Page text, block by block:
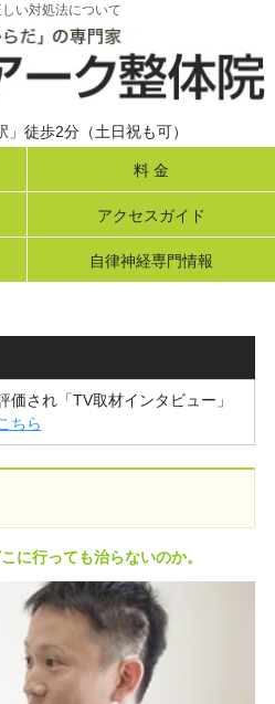
い対処法について
徒歩2分（土日祝も可）
料 金
アクセスガイド
自律神経専門情報
価され「TV取材インタビュー」
ちら
に行っても治らないのか。